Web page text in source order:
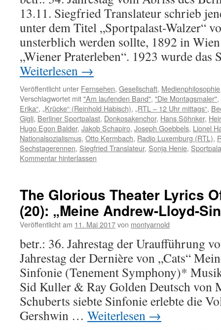
13.11. Siegfried Translateur schrieb
unter dem Titel „Sportpalast-Walzer“
unsterblich werden sollte, 1892 in
„Wiener Praterleben“. 1923 wurde
Weiterlesen →
Veröffentlicht unter Fernsehen, Gesellschaft, Medienphilosophie
Verschlagwortet mit"Am laufenden Band", "Die Montagsmaler",
Erika“, „Krücke“ (Reinhold Habisch), „RTL – 12 Uhr mittags“,
Gigli, Berliner Sportpalast, Donkosakenchor, Hans Söhnker,
Hugo Egon Balder, Jakob Schapiro, Joseph Goebbels, Lionel
Nationalsozialismus, Otto Kermbach, Radio Luxemburg (RTL),
Sechstagerennen, Siegfried Translateur, Sonja Henie,
Kommentar hinterlassen
The Glorious Theater Lyrics
(20): „Meine Andrew-Lloyd-
Veröffentlicht am 11. Mai 2017von montyarnold
betr.: 36. Jahrestag der Uraufführung
Jahrestag der Dernière von „Cats“
Sinfonie (Tenement Symphony)*
Sid Kuller & Ray Golden Deutsch von
Schuberts siebte Sinfonie erlebte die
Gershwin … Weiterlesen →